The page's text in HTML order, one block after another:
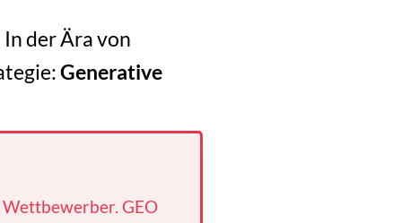
der Ära von
Generative
GEO